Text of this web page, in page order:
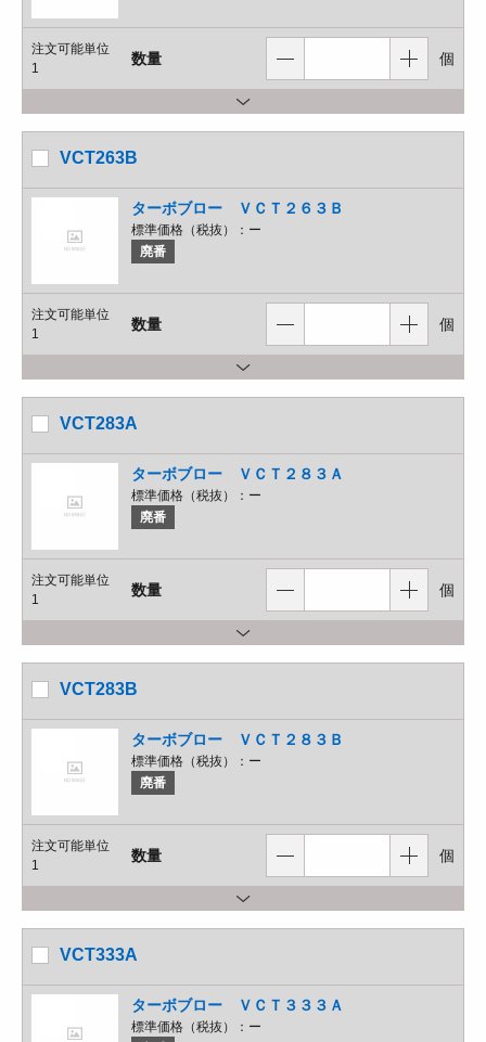
注文可能単位
1
数量 個
VCT263B
ターボブロー ＶＣＴ２６３Ｂ
標準価格（税抜）： ー
廃番
注文可能単位
1
数量 個
VCT283A
ターボブロー ＶＣＴ２８３Ａ
標準価格（税抜）： ー
廃番
注文可能単位
1
数量 個
VCT283B
ターボブロー ＶＣＴ２８３Ｂ
標準価格（税抜）： ー
廃番
注文可能単位
1
数量 個
VCT333A
ターボブロー ＶＣＴ３３３Ａ
標準価格（税抜）： ー